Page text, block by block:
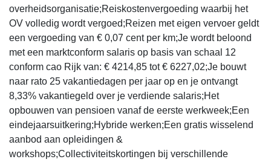
overheidsorganisatie;Reiskostenvergoeding waarbij het
OV volledig wordt vergoed;Reizen met eigen vervoer geldt
een vergoeding van € 0,07 cent per km;Je wordt beloond
met een marktconform salaris op basis van schaal 12
conform cao Rijk van: € 4214,85 tot € 6227,02;Je bouwt
naar rato 25 vakantiedagen per jaar op en je ontvangt
8,33% vakantiegeld over je verdiende salaris;Het
opbouwen van pensioen vanaf de eerste werkweek;Een
eindejaarsuitkering;Hybride werken;Een gratis wisselend
aanbod aan opleidingen &
workshops;Collectiviteitskortingen bij verschillende